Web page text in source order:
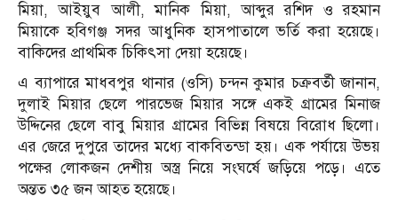
মিয়া, আইয়ুব আলী, মানিক মিয়া, আব্দুর রশিদ ও রহমান
মিয়াকে হবিগঞ্জ সদর আধুনিক হাসপাতালে ভর্তি করা হয়েছে।
বাকিদের প্রাথমিক চিকিৎসা দেয়া হয়েছে।
এ ব্যাপারে মাধবপুর থানার (ওসি) চন্দন কুমার চক্রবর্তী জানান,
দুলাই মিয়ার ছেলে পারভেজ মিয়ার সঙ্গে একই গ্রামের মিনাজ
উদ্দিনের ছেলে বাবু মিয়ার গ্রামের বিভ্ন্নি বিষয়ে বিরোধ ছিলো।
এর জেরে দুপুরে তাদের মধ্যে বাকবিতন্ডা হয়। এক পর্যায়ে উভয়
পক্ষের লোকজন দেশীয় অস্ত্র নিয়ে সংঘর্ষে জড়িয়ে পড়ে। এতে
অন্তত ৩৫ জন আহত হয়েছে।